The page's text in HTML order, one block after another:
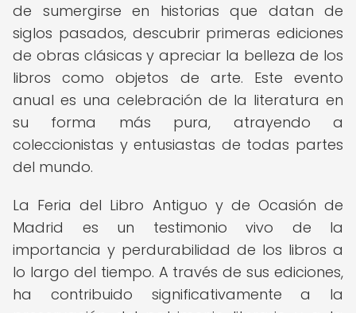
de sumergirse en historias que datan de
siglos pasados, descubrir primeras ediciones
de obras clásicas y apreciar la belleza de los
libros como objetos de arte. Este evento
anual es una celebración de la literatura en
su forma más pura, atrayendo a
coleccionistas y entusiastas de todas partes
del mundo.
La Feria del Libro Antiguo y de Ocasión de
Madrid es un testimonio vivo de la
importancia y perdurabilidad de los libros a
lo largo del tiempo. A través de sus ediciones,
ha contribuido significativamente a la